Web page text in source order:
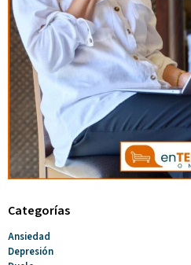
Categorías
Ansiedad
Depresión